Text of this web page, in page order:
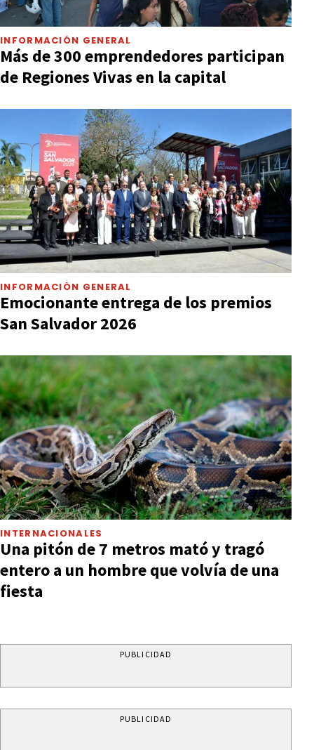
INFORMACIÓN GENERAL
Más de 300 emprendedores participan
de Regiones Vivas en la capital
INFORMACIÓN GENERAL
Emocionante entrega de los premios
San Salvador 2026
INTERNACIONALES
Una pitón de 7 metros mató y tragó
entero a un hombre que volvía de una
fiesta
PUBLICIDAD
PUBLICIDAD